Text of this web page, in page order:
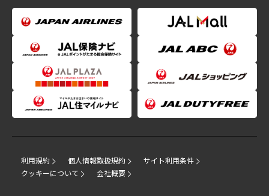
利用規約 個人情報取扱規約
サイト利用条件
クッキーについて
会社概要